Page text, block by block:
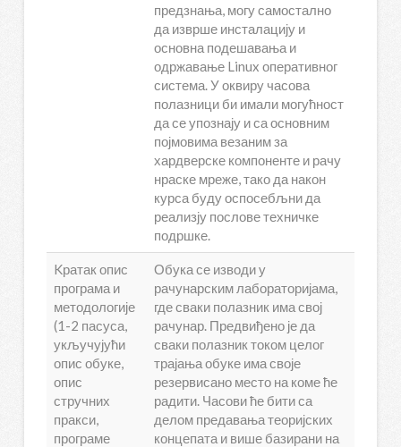
предзнања, могу самостално
да изврше инсталацију и
основна подешавања и
одржавање Linux оперативног
система. У оквиру часова
полазници би имали могућност
да се упознају и са основним
појмовима везаним за
хардверске компоненте и рачу
нраске мреже, тако да након
курса буду оспосебљни да
реализју послове техничке
подршке.
Kратак опис
програма и
методологије
(1-2 пасуса,
укључујући
опис обуке,
опис
стручних
пракси,
програме
Обука се изводи у
рачунарским лабораторијама,
где сваки полазник има свој
рачунар. Предвиђено је да
сваки полазник током целог
трајања обуке има своје
резервисано место на коме ће
радити. Часови ће бити са
делом предавања теоријских
концепата и више базирани на